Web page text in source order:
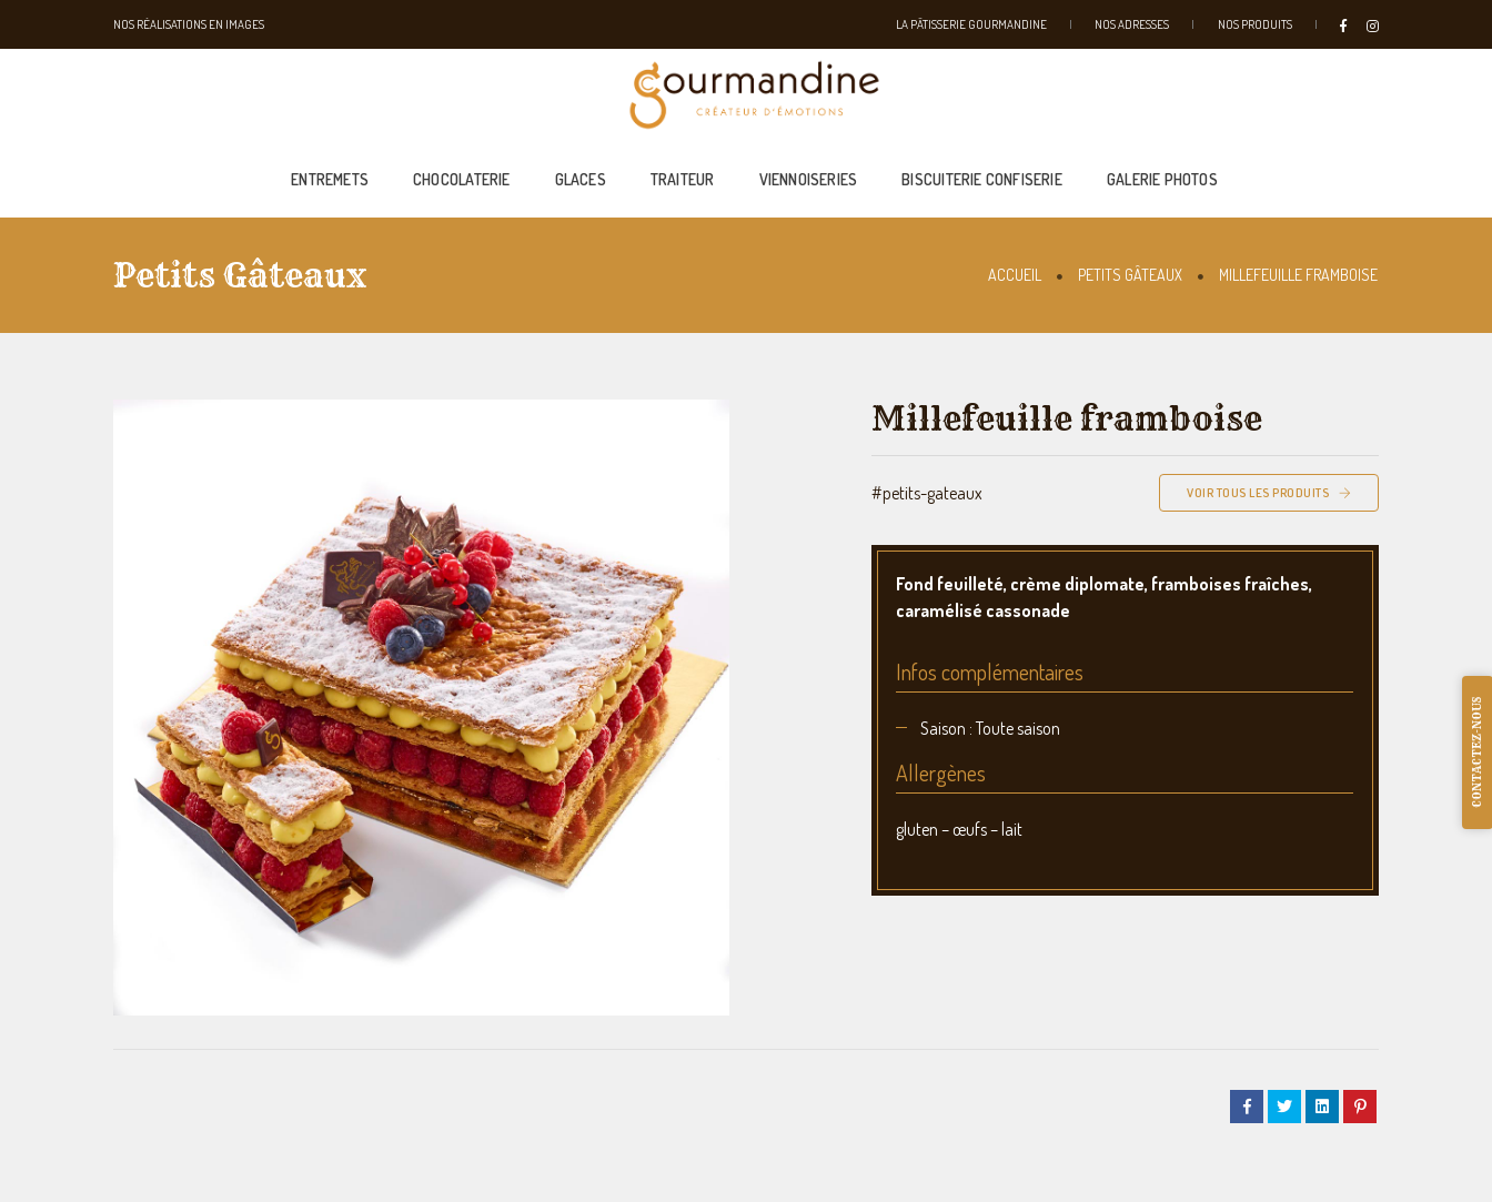
NOS RÉALISATIONS EN IMAGES LA PÂTISSERIE GOURMANDINE NOS ADRESSES NOS PRODUITS
ENTREMETS CHOCOLATERIE GLACES TRAITEUR VIENNOISERIES BISCUITERIE CONFISERIE GALERIE PHOTOS
Petits Gâteaux ACCUEIL PETITS GÂTEAUX MILLEFEUILLE FRAMBOISE
Millefeuille framboise
#petits-gateaux VOIR TOUS LES PRODUITS
Fond feuilleté, crème diplomate, framboises fraîches,
caramélisé cassonade
Infos complémentaires
Saison : Toute saison
Allergènes
gluten – œufs – lait
CONTACTEZ-NOUS